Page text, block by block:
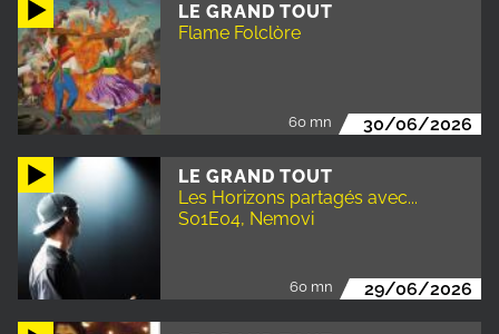
LE GRAND TOUT
Flame Folclòre
60 mn 30/06/2026
LE GRAND TOUT
Les Horizons partagés avec...
S01E04, Nemovi
60 mn 29/06/2026